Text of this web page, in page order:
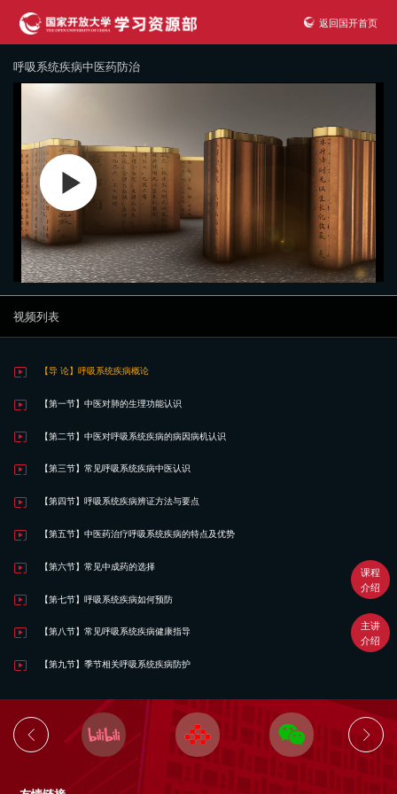
返回国开首页
课程
介绍
主讲
介绍
呼吸系统疾病中医药防治
视频列表
【导 论】呼吸系统疾病概论
【第一节】中医对肺的生理功能认识
【第二节】中医对呼吸系统疾病的病因病机认识
【第三节】常见呼吸系统疾病中医认识
【第四节】呼吸系统疾病辨证方法与要点
【第五节】中医药治疗呼吸系统疾病的特点及优势
【第六节】常见中成药的选择
【第七节】呼吸系统疾病如何预防
【第八节】常见呼吸系统疾病健康指导
【第九节】季节相关呼吸系统疾病防护